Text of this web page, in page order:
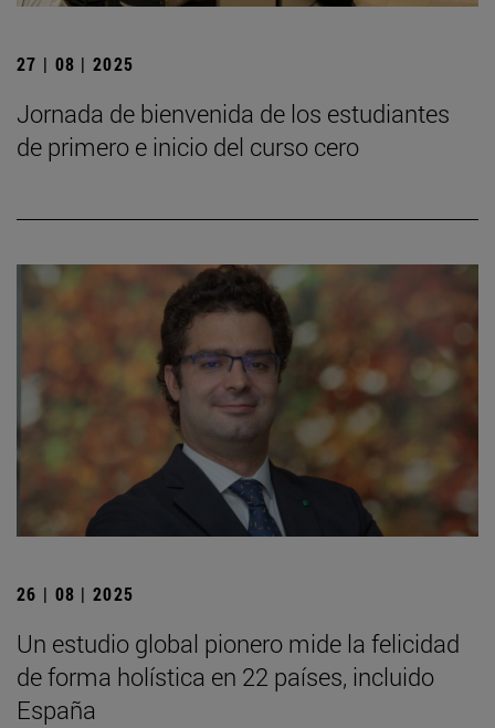
27 | 08 | 2025
Jornada de bienvenida de los estudiantes
de primero e inicio del curso cero
26 | 08 | 2025
Un estudio global pionero mide la felicidad
de forma holística en 22 países, incluido
España